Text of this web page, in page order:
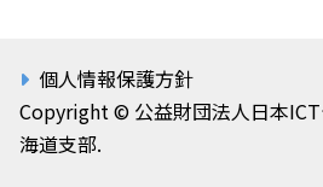
個人情報保護方針
Copyright © 公益財団法人日本
海道支部.